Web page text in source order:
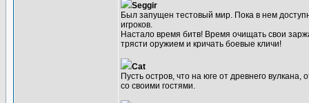
Seggir
Был запущен тестовый мир. Пока в нем
игроков.
Настало время битв! Время очищать свои
трясти оружием и кричать боевые кличи!
Cat
Пусть остров, что на юге от древнего
со своими гостями.